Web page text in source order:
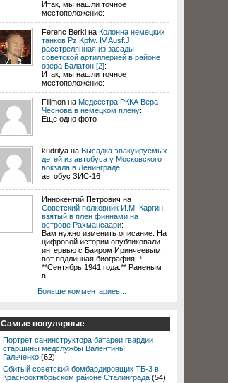
Итак, мы нашли точное
местоположение:
Ferenc Berki на Колонна немецких
танков Pz.Kpfw. IV Ausf.J,
расстрелянная из засады
советской артиллерией в районе
озера Балатон [2]:
Итак, мы нашли точное
местоположение:
Filimon на Медсестра РККА Вера
Чеснова в немецком плену:
Еще одно фото
kudrilya на Высадка эвакуируемых
детей из автобуса у Московского
вокзала в Ленинграде:
автобус ЗИС-16
Иннокентий Петрович на
Советский полковник И.М. Каргин,
взятый в плен финнами на
острове Рахмансаари:
Вам нужно изменить описание. На
цифровой истории опубликовали
интервью с Баиром Иринчеевым,
вот подлинная биография: *
**Сентябрь 1941 года:** Раненым
в...
Больше комментариев...
Самые популярные
Портрет санинструктора батареи гвардии
старшины медслужбы Валентины
Гальченко (62)
Сбитый советский бомбардировщик ТБ-3 в
Краснооктябрьском районе Сталинграда (54)